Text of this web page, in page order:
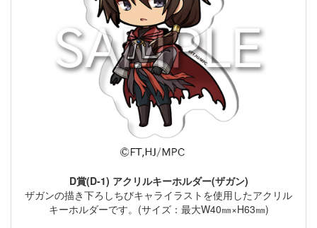
D賞(D-1) アクリルキーホルダー(ザガン)
ザガンの描き下ろしちびキャライラストを使用したアクリル
キーホルダーです。(サイズ：最大W40㎜×H63㎜)